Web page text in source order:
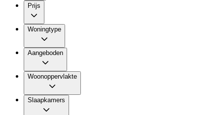
Prijs
Woningtype
Aangeboden
Woonoppervlakte
Slaapkamers